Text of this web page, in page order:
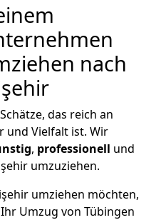
nach
das reich an
und Vielfalt ist. Wir
, professionell und
umzuziehen.
umziehen möchten,
Umzug von Tübingen